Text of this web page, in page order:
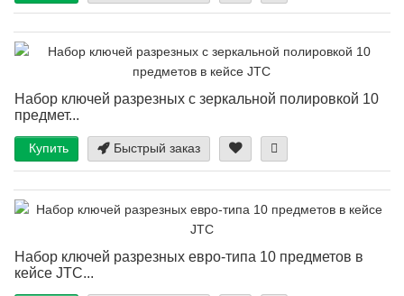
Набор ключей разрезных с зеркальной полировкой 10
предмет...
Купить Быстрый заказ
Набор ключей разрезных евро-типа 10 предметов в
кейсе JTC...